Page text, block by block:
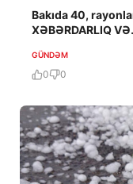
Bakıda 40,
XƏBƏRDARLIQ
GÜNDƏM
0 0